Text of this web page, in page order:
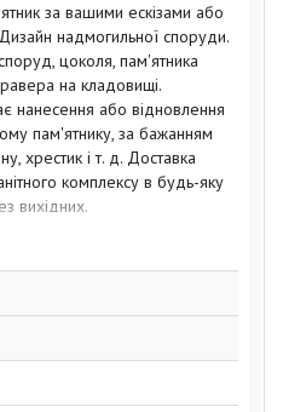
за вашими ескізами або
надмогильної споруди.
цоколя, пам'ятника
на кладовищі.
нанесення або відновлення
пам'ятнику, за бажанням
хрестик і т. д. Доставка
комплексу в будь-яку
вихідних.